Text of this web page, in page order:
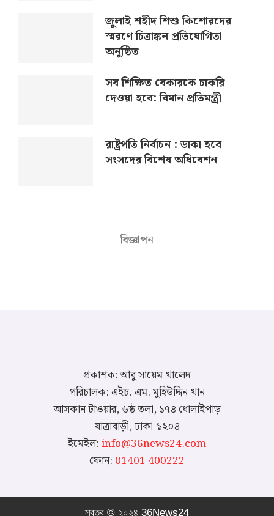
জুলাই শহীদ শিশু কিশোরদের
স্মরণে চিত্রাঙ্কন প্রতিযোগিতা
অনুষ্ঠিত
সব শিক্ষিত বেকারকে চাকরি
দেওয়া হবে: বিমান প্রতিমন্ত্রী
রাষ্ট্রপতি নির্বাচন : ডাকা হবে
সংসদের বিশেষ অধিবেশন
বিজ্ঞাপন
প্রকাশক: আবু সায়েম খালেদ
পরিচালক: এইচ. এম. মুহিউদ্দিন খান
আসকান টাওয়ার, ৬ষ্ঠ তলা, ১৭৪ ধোলাইপাড়
যাত্রাবাড়ী, ঢাকা-১২০৪
ইমেইল:info@36news24.com
ফোন: 01401 400222
স্বত্ব © ২০২৪ 36News24